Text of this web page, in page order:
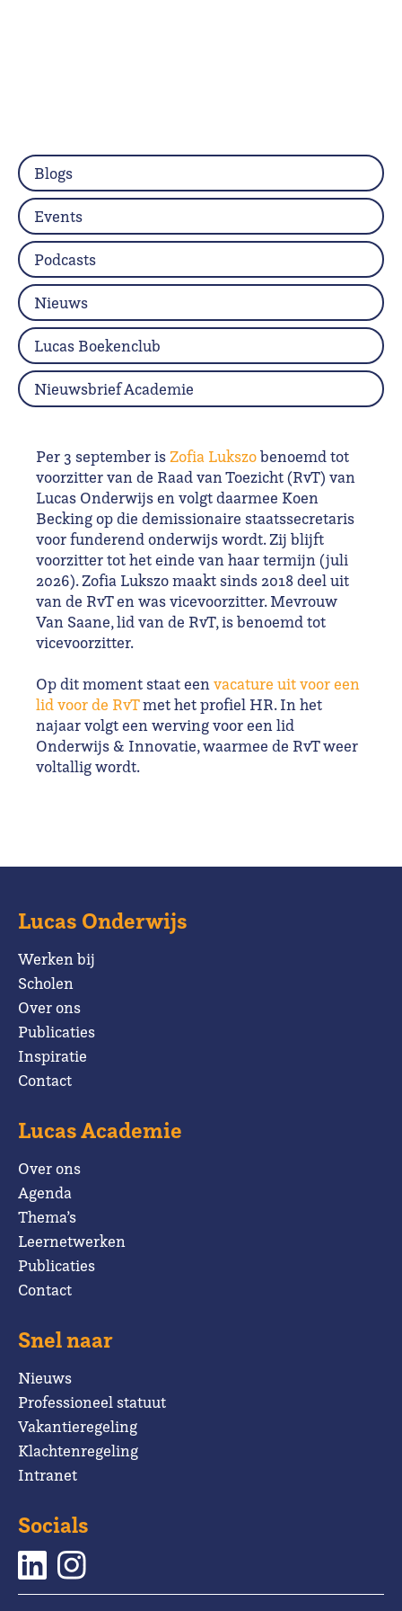
Per 3 september is Zofia Lukszobenoemd tot
voorzitter van de Raad van Toezicht (RvT) van
Lucas Onderwijs en volgt daarmee Koen
Becking op die demissionaire staatssecretaris
voor funderend onderwijs wordt. Zij blijft
voorzitter tot het einde van haar termijn (juli
2026). Zofia Lukszo maakt sinds 2018 deel uit
van de RvT en was vicevoorzitter. Mevrouw
Van Saane, lid van de RvT, is benoemd tot
vicevoorzitter.
Op dit moment staat een vacature uit voor een
lid voor de RvTmet het profiel HR. In het
najaar volgt een werving voor een lid
Onderwijs & Innovatie, waarmee de RvT weer
voltallig wordt.
Blogs
Events
Podcasts
Nieuws
Lucas Boekenclub
Nieuwsbrief Academie
Lucas Onderwijs
Werken bij
Scholen
Over ons
Publicaties
Inspiratie
Contact
Lucas Academie
Over ons
Agenda
Thema’s
Leernetwerken
Publicaties
Contact
Snel naar
Nieuws
Professioneel statuut
Vakantieregeling
Klachtenregeling
Intranet
Socials